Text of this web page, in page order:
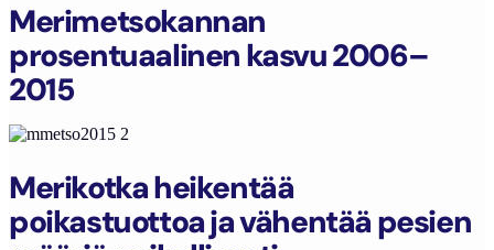
Merimetsokannan
prosentuaalinen kasvu 2006–
2015
Merikotka heikentää
poikastuottoa ja vähentää pesien